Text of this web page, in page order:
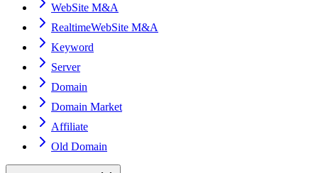
WebSite M&A
RealtimeWebSite M&A
Keyword
Server
Domain
Domain Market
Affiliate
Old Domain